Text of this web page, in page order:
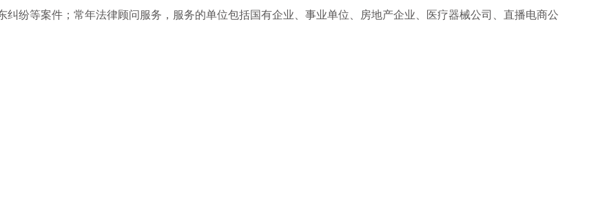
纷等案件；常年法律顾问服务，服务的单位包括国有企业、事业单位、房地产企业、医疗器械公司、直播电商公